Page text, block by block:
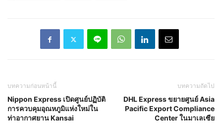
บทความก่อนหน้านี้
Nippon Express เปิดศูนย์ปฏิบัติ
การควบคุมอุณหภูมิแห่งใหม่ใน
ท่าอากาศยาน Kansai
บทความถัดไป
DHL Express ขยายศูนย์ Asia
Pacific Export Compliance
Center ในมาเลเซีย